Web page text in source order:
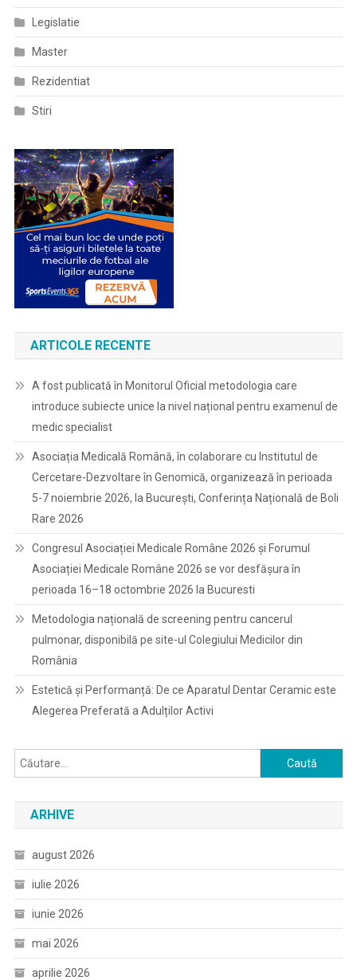
Legislatie
Master
Rezidentiat
Stiri
ARTICOLE RECENTE
A fost publicată în Monitorul Oficial metodologia care
introduce subiecte unice la nivel național pentru examenul de
medic specialist
Asociația Medicală Română, în colaborare cu Institutul de
Cercetare-Dezvoltare în Genomică, organizează în perioada
5-7 noiembrie 2026, la București, Conferința Națională de Boli
Rare 2026
Congresul Asociației Medicale Române 2026 și Forumul
Asociației Medicale Române 2026 se vor desfășura în
perioada 16–18 octombrie 2026 la Bucuresti
Metodologia națională de screening pentru cancerul
pulmonar, disponibilă pe site-ul Colegiului Medicilor din
România
Estetică și Performanță: De ce Aparatul Dentar Ceramic este
Alegerea Preferată a Adulților Activi
Caută
după:
ARHIVE
august 2026
iulie 2026
iunie 2026
mai 2026
aprilie 2026